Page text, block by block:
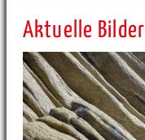
Aktuelle Bilder